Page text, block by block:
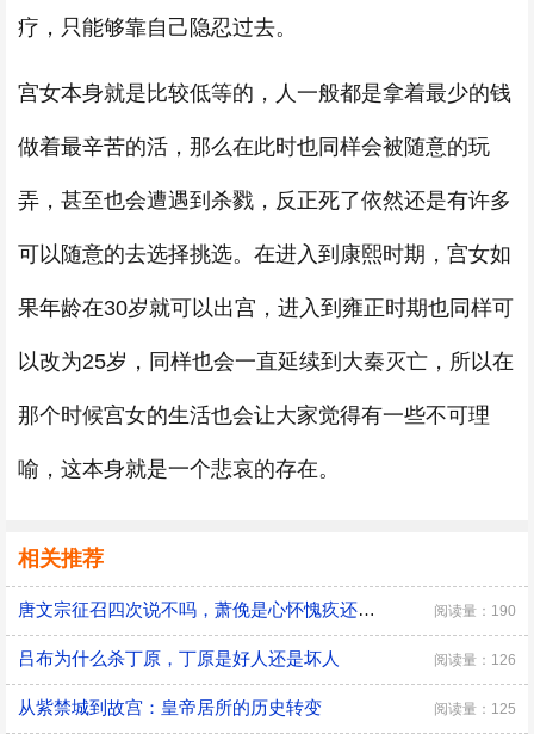
疗，只能够靠自己隐忍过去。
宫女本身就是比较低等的，人一般都是拿着最少的钱
做着最辛苦的活，那么在此时也同样会被随意的玩
弄，甚至也会遭遇到杀戮，反正死了依然还是有许多
可以随意的去选择挑选。在进入到康熙时期，宫女如
果年龄在30岁就可以出宫，进入到雍正时期也同样可
以改为25岁，同样也会一直延续到大秦灭亡，所以在
那个时候宫女的生活也会让大家觉得有一些不可理
喻，这本身就是一个悲哀的存在。
相关推荐
唐文宗征召四次说不吗，萧俛是心怀愧疚还是居功自傲 阅读量：190
吕布为什么杀丁原，丁原是好人还是坏人 阅读量：126
从紫禁城到故宫：皇帝居所的历史转变 阅读量：125